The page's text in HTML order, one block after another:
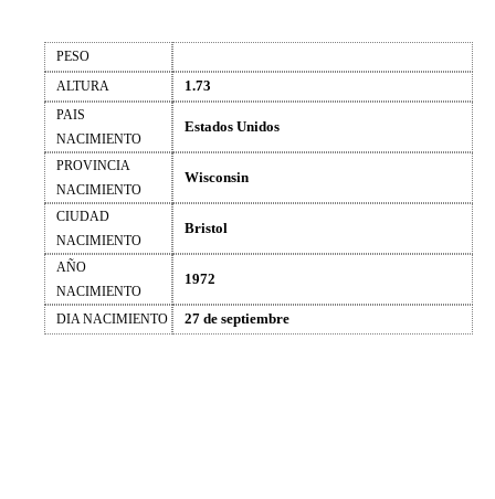
PESO
ALTURA
1.73
PAIS
NACIMIENTO
Estados Unidos
PROVINCIA
NACIMIENTO
Wisconsin
CIUDAD
NACIMIENTO
Bristol
AÑO
NACIMIENTO
1972
DIA NACIMIENTO 27 de septiembre